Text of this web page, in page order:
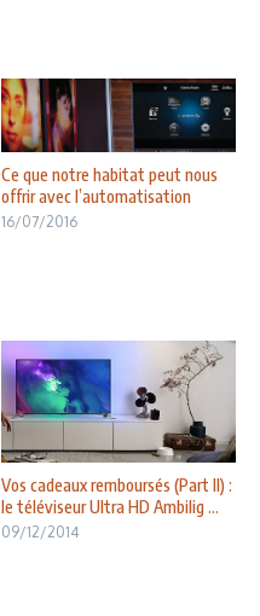
Ce que notre habitat peut nous
offrir avec l’automatisation
16/07/2016
Vos cadeaux remboursés (Part II) :
le téléviseur Ultra HD Ambilig ...
09/12/2014